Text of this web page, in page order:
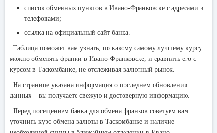
список обменных пунктов в Ивано-Франковске с адресами и
телефонами;
ссылка на официальный сайт банка.
Таблица поможет вам узнать, по какому самому лучшему курсу
можно обменять франки в Ивано-Франковске, и сравнить его с
курсом в Таскомбанке, не отслеживая валютный рынок.
На странице указана информация о последнем обновлении
данных – вы получаете свежую и достоверную информацию.
Перед посещением банка для обмена франков советуем вам
уточнить курс обмена валюты в Таскомбанке и наличие